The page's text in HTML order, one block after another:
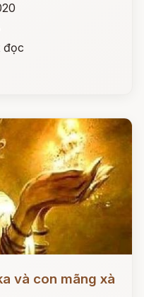
đọc
và con mãng xà